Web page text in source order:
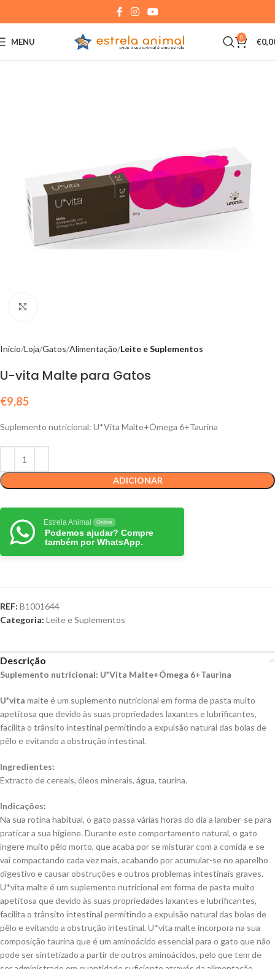
MENU 0 €
Início Loja Gatos Alimentação Leite e Suplementos
U-vita Malte para Gatos
€9,85
Suplemento nutricional: U*Vita Malte+Ómega 6+Taurina
ADICIONAR
Estrela Animal Online
Podemos ajudar? Compre
também por WhatsApp.
REF: B1001644
Categoria: Leite e Suplementos
Descrição
Suplemento nutricional: U*Vita Malte+Ómega 6+Taurina
U*vita malte é um suplemento nutricional em forma de pasta muito
apetitosa que devido às suas propriedades laxantes e lubrificantes,
facilita o trânsito intestinal permitindo a expulsão natural das bolas de
pêlo e evitando a obstrução intestinal.
Ingredientes:
Extracto de cereais, óleos minerais, água, taurina.
Indicações:
Na sua rotina habitual, o gato passa várias horas do dia a lamber-se para
praticar a sua higiene. Durante este comportamento natural, o gato
ingere muito pêlo morto, que acaba por se misturar com a comida e se
vai compactando cada vez mais, acabando por acumular-se no aparelho
digestivo e causar obstruções e outros problemas intestinais graves.
U*vita malte é um suplemento nutricional em forma de pasta muito
apetitosa que devido às suas propriedades laxantes e lubrificantes,
facilita o trânsito intestinal permitindo a expulsão natural das bolas de
pêlo e evitando a obstrução intestinal. U*vita malte incorpora na sua
composição taurina que é um aminoácido essencial para o gato que não
pode ser sintetizado a partir de outros aminoácidos, pelo que tem de